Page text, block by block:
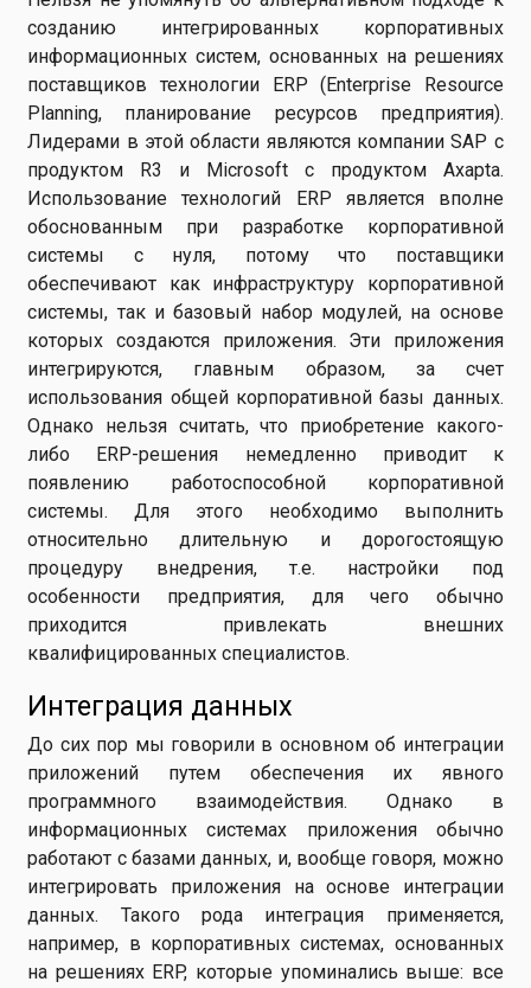
созданию интегрированных корпоративных
информационных систем, основанных на решениях
поставщиков технологии ERP (Enterprise Resource
Planning, планирование ресурсов предприятия).
Лидерами в этой области являются компании SAP с
продуктом R3 и Microsoft с продуктом Axapta.
Использование технологий ERP является вполне
обоснованным при разработке корпоративной
системы с нуля, потому что поставщики
обеспечивают как инфраструктуру корпоративной
системы, так и базовый набор модулей, на основе
которых создаются приложения. Эти приложения
интегрируются, главным образом, за счет
использования общей корпоративной базы данных.
Однако нельзя считать, что приобретение какого-
либо ERP-решения немедленно приводит к
появлению работоспособной корпоративной
системы. Для этого необходимо выполнить
относительно длительную и дорогостоящую
процедуру внедрения, т.е. настройки под
особенности предприятия, для чего обычно
приходится привлекать внешних
квалифицированных специалистов.
Интеграция данных
До сих пор мы говорили в основном об интеграции
приложений путем обеспечения их явного
программного взаимодействия. Однако в
информационных системах приложения обычно
работают с базами данных, и, вообще говоря, можно
интегрировать приложения на основе интеграции
данных. Такого рода интеграция применяется,
например, в корпоративных системах, основанных
на решениях ERP, которые упоминались выше: все